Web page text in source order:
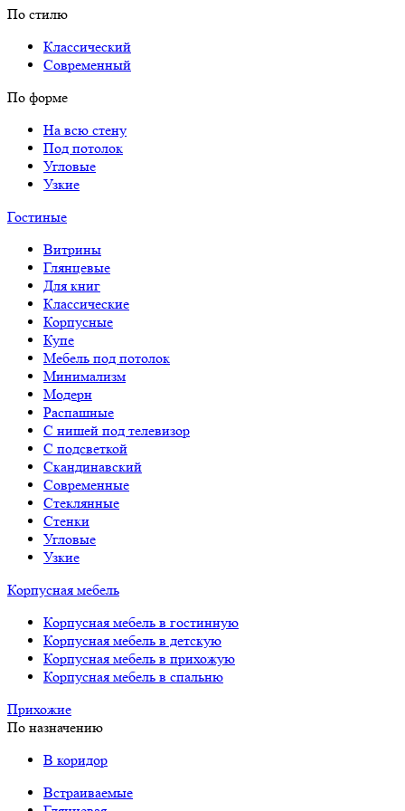
По стилю
Классический
Современный
По форме
На всю стену
Под потолок
Угловые
Узкие
Гостиные
Витрины
Глянцевые
Для книг
Классические
Корпусные
Купе
Мебель под потолок
Минимализм
Модерн
Распашные
С нишей под телевизор
С подсветкой
Скандинавский
Современные
Стеклянные
Стенки
Угловые
Узкие
Корпусная мебель
Корпусная мебель в гостинную
Корпусная мебель в детскую
Корпусная мебель в прихожую
Корпусная мебель в спальню
Прихожие
По назначению
В коридор
Встраиваемые